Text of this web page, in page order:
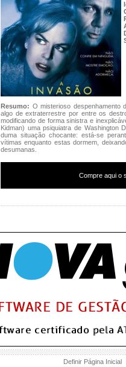
Resumo: O misterioso despenhamento
algo de extraterrestre por entre os
modificando de forma sinistra e
Kidman) uma psiquiatra de Washington
duma situação chocante: está-se
vítimas enquanto estas dormem,
desumanas.
Compre aqui o
Definir Página Inicial